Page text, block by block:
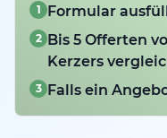
1 Formular
2 Bis 5 Offerten
Kerzers
3 Falls ein